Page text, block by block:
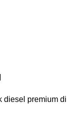
diesel premium di